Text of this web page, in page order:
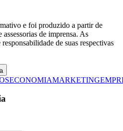
e foi produzido a partir de
de imprensa. As
de suas respectivas
ECONOMIAMARKETING